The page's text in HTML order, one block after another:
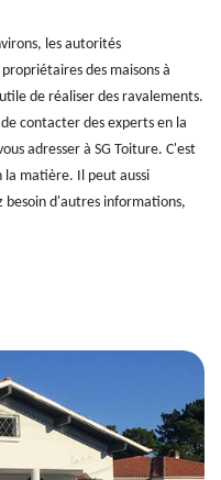
les autorités
des maisons à
de réaliser des ravalements.
contacter des experts en la
adresser à SG Toiture. C'est
la matière. Il peut aussi
besoin d'autres informations,